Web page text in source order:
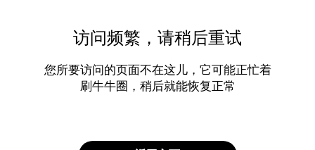
访问频繁，请稍后重试
您所要访问的页面不在这儿，它可能正忙着
刷牛牛圈，稍后就能恢复正常